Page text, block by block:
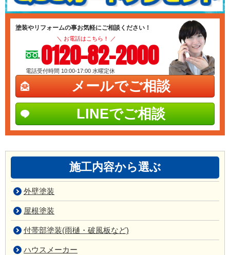
塗装やリフォームの事お気軽にご相談ください！
＼ お電話はこちら！ ／
0120-82-2000
電話受付時間 10:00-17:00 水曜定休
メールでご相談
LINEでご相談
施工内容から選ぶ
外壁塗装
屋根塗装
付帯部塗装(雨樋・破風板など)
ハウスメーカー